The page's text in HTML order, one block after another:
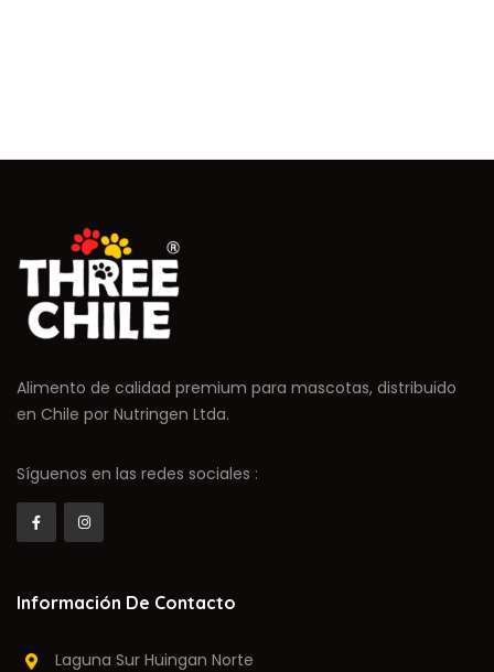
Alimento de calidad premium para mascotas, distribuido
en Chile por Nutringen Ltda.
Síguenos en las redes sociales :
Información De Contacto
Laguna Sur Huingan Norte